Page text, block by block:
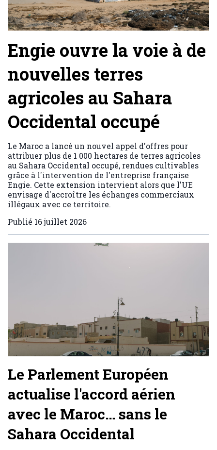
Engie ouvre la voie à de
nouvelles terres
agricoles au Sahara
Occidental occupé
Le Maroc a lancé un nouvel appel d'offres pour
attribuer plus de 1 000 hectares de terres agricoles
au Sahara Occidental occupé, rendues cultivables
grâce à l'intervention de l'entreprise française
Engie. Cette extension intervient alors que l'UE
envisage d'accroître les échanges commerciaux
illégaux avec ce territoire.
Publié 16 juillet 2026
Le Parlement Européen
actualise l'accord aérien
avec le Maroc… sans le
Sahara Occidental